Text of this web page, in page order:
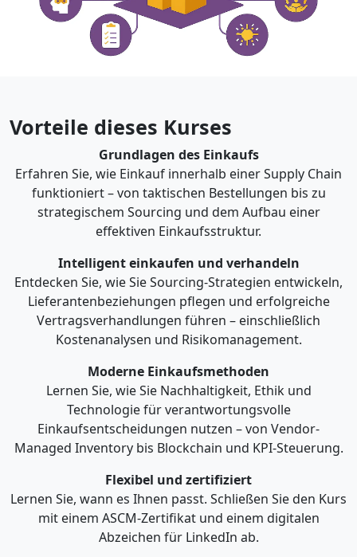
Vorteile dieses Kurses
Grundlagen des Einkaufs
Erfahren Sie, wie Einkauf innerhalb einer Supply Chain
funktioniert – von taktischen Bestellungen bis zu
strategischem Sourcing und dem Aufbau einer
effektiven Einkaufsstruktur.
Intelligent einkaufen und verhandeln
Entdecken Sie, wie Sie Sourcing-Strategien entwickeln,
Lieferantenbeziehungen pflegen und erfolgreiche
Vertragsverhandlungen führen – einschließlich
Kostenanalysen und Risikomanagement.
Moderne Einkaufsmethoden
Lernen Sie, wie Sie Nachhaltigkeit, Ethik und
Technologie für verantwortungsvolle
Einkaufsentscheidungen nutzen – von Vendor-
Managed Inventory bis Blockchain und KPI-Steuerung.
Flexibel und zertifiziert
Lernen Sie, wann es Ihnen passt. Schließen Sie den Kurs
mit einem ASCM-Zertifikat und einem digitalen
Abzeichen für LinkedIn ab.